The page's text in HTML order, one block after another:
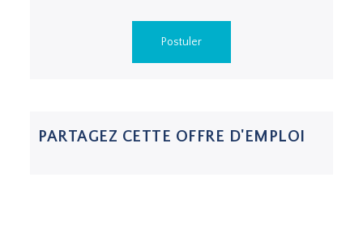
Postuler
PARTAGEZ CETTE OFFRE D'EMPLOI